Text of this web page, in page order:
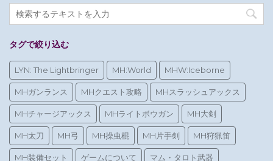
タグで絞り込む
LYN: The Lightbringer MH:World MHW:Iceborne
MHガンランス MHクエスト攻略 MHスラッシュアックス
MHチャージアックス MHライトボウガン MH大剣
MH太刀 MH弓 MH操虫棍 MH片手剣 MH狩猟笛
MH装備セット ゲームについて マム・タロト武器